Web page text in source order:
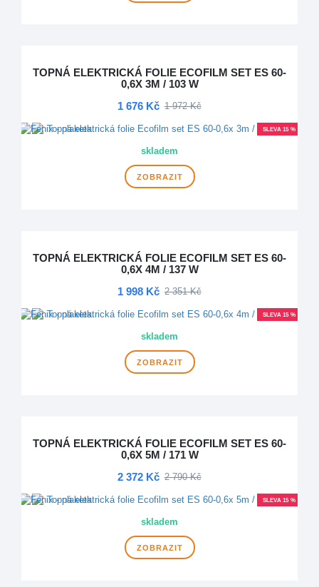
TOPNÁ ELEKTRICKÁ FOLIE ECOFILM SET ES 60-
0,6X 3M / 103 W
1 676 Kč 1 972 Kč
SLEVA 15 %
skladem
ZOBRAZIT
TOPNÁ ELEKTRICKÁ FOLIE ECOFILM SET ES 60-
0,6X 4M / 137 W
1 998 Kč 2 351 Kč
SLEVA 15 %
skladem
ZOBRAZIT
TOPNÁ ELEKTRICKÁ FOLIE ECOFILM SET ES 60-
0,6X 5M / 171 W
2 372 Kč 2 790 Kč
SLEVA 15 %
skladem
ZOBRAZIT